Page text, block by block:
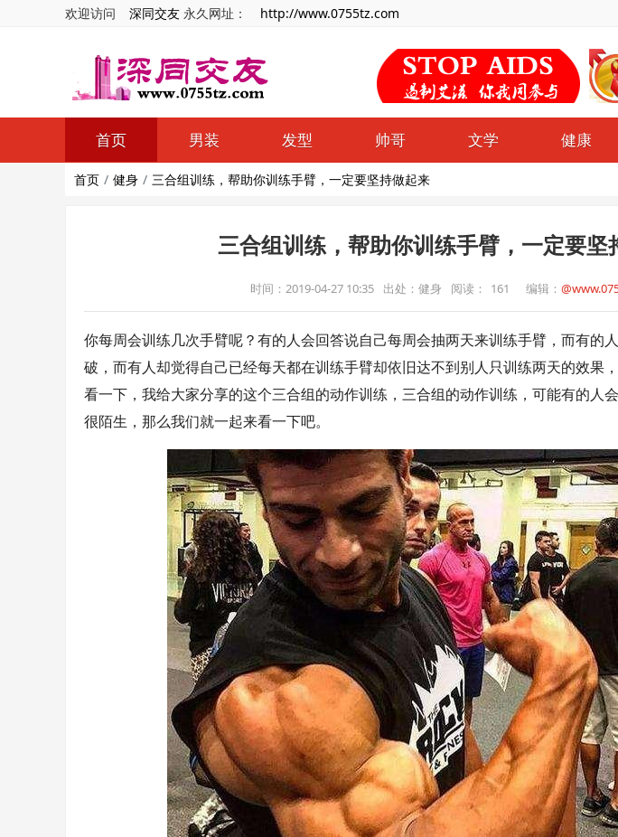
欢迎访问 深同交友 永久网址： http://www.0755tz.com
首页 男装 发型 帅哥 文学 健康
首页 健身 三合组训练，帮助你训练手臂，一定要坚持做起来
三合组训练，帮助你训练手臂，一定要坚
时间：2019-04-27 10:35 出处：健身 阅读： 161 编辑：
你每周会训练几次手臂呢？有的人会回答说自己每周会抽两天来训练手臂，而有的
破，而有人却觉得自己已经每天都在训练手臂却依旧达不到别人只训练两天的效果
看一下，我给大家分享的这个三合组的动作训练，三合组的动作训练，可能有的人
很陌生，那么我们就一起来看一下吧。